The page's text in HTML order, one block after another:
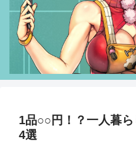
1品○○円！？一人暮
4選